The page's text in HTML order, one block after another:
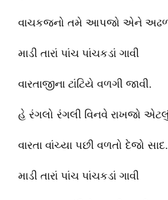
વાચકજનો તમે આપજો એને
માડી તારાં પાંચ પાંચકડાં ગાવી
વારતાજીના ટાંટિયે વળગી જાવી.
હે રંગલો રંગલી વિનવે રાખજો
વારતા વાંચ્યા પછી વળતો દેજો સાદ.
માડી તારાં પાંચ પાંચકડાં ગાવી